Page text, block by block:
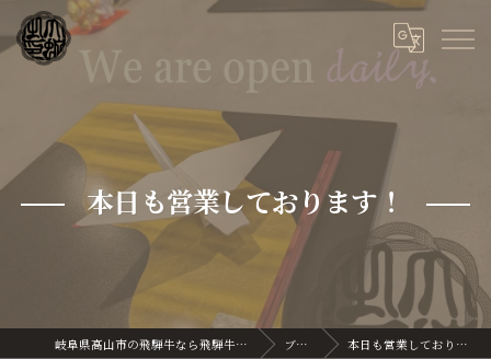
本日も営業しております！
岐阜県高山市の飛騨牛なら飛騨牛割烹 大蛇 ブログ 本日も営業しております！